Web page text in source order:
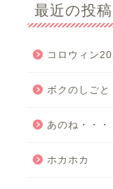
最近の投稿
コロウィン
ボクのしごと
あのね・・・
ホカホカ